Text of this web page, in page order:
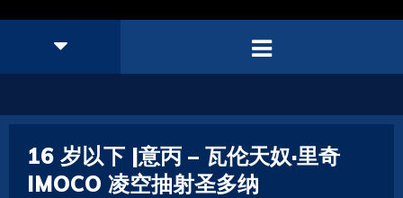
16 岁以下 |意丙 – 瓦伦天奴·里奇
IMOCO 凌空抽射圣多纳